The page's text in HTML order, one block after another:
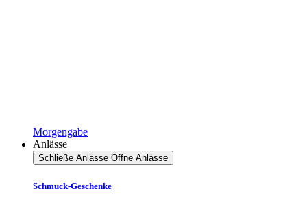
Morgengabe
Anlässe
Schließe Anlässe Öffne Anlässe
Schmuck-Geschenke